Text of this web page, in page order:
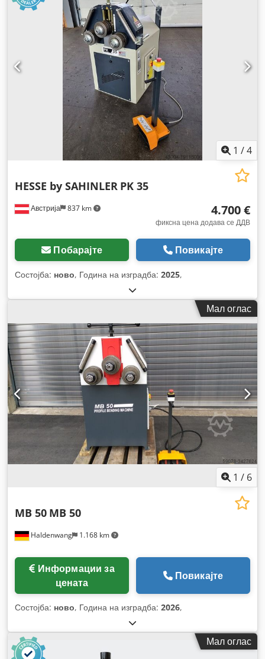
1 /4
Австрија 837 km
HESSE by SAHINLER PK 35
4.700 €
фиксна цена додава се ДДВ
Побарајте Повикајте
Состојба: ново, Година на изградба: 2025,
Мал оглас
1 / 6
Haldenwang 1.168 km
MB 50 MB 50
цената
Повикајте
Состојба: ново, Година на изградба: 2026,
Мал оглас